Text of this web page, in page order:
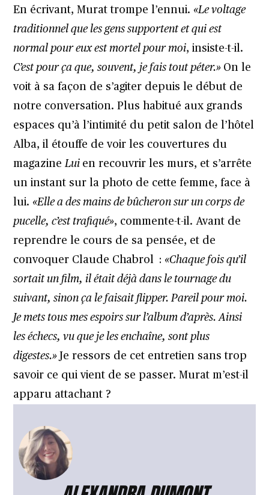
En écrivant, Murat trompe l’ennui. «Le voltage
traditionnel que les gens supportent et qui est
normal pour eux est mortel pour moi, insiste-t-il.
C’est pour ça que, souvent, je fais tout péter.» On le
voit à sa façon de s’agiter depuis le début de
notre conversation. Plus habitué aux grands
espaces qu’à l’intimité du petit salon de l’hôtel
Alba, il étouffe de voir les couvertures du
magazine Lui en recouvrir les murs, et s’arrête
un instant sur la photo de cette femme, face à
lui. «Elle a des mains de bûcheron sur un corps de
pucelle, c’est trafiqué», commente-t-il. Avant de
reprendre le cours de sa pensée, et de
convoquer Claude Chabrol : «Chaque fois qu’il
sortait un film, il était déjà dans le tournage du
suivant, sinon ça le faisait flipper. Pareil pour moi.
Je mets tous mes espoirs sur l’album d’après. Ainsi
les échecs, vu que je les enchaîne, sont plus
digestes.»
Je ressors de cet entretien sans trop
savoir ce qui vient de se passer. Murat m’est-il
apparu attachant ?